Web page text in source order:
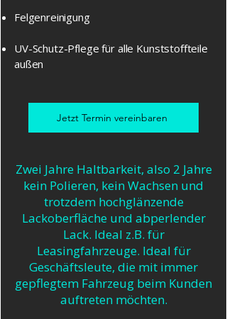
Felgenreinigung
UV-Schutz-Pflege für alle Kunststoffteile
außen
Jetzt Termin vereinbaren
Zwei Jahre Haltbarkeit, also 2 Jahre
kein Polieren, kein Wachsen und
trotzdem hochglänzende
Lackoberfläche und abperlender
Lack. Ideal z.B. für
Leasingfahrzeuge. Ideal für
Geschäftsleute, die mit immer
gepflegtem Fahrzeug beim Kunden
auftreten möchten.